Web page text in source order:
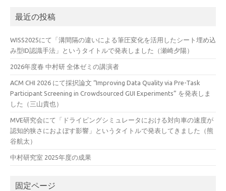
最近の投稿
WISS2025にて「溝間隔の違いによる筆圧変化を活用したシート埋め込
み型ID認識手法」というタイトルで発表しました（瀬崎夕陽）
2026年度春 中村研 全体ゼミの講演者
ACM CHI 2026 にて採択論文 “Improving Data Quality via Pre-Task
Participant Screening in Crowdsourced GUI Experiments” を発表しま
した（三山貴也）
MVE研究会にて「ドライビングシミュレータにおける対向車の速度が
認知的狭さにおよぼす影響」というタイトルで発表してきました（熊
谷航太）
中村研究室 2025年度の成果
固定ページ